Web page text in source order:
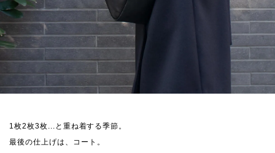
1枚2枚3枚...と重ね着する季節。
最後の仕上げは、コート。